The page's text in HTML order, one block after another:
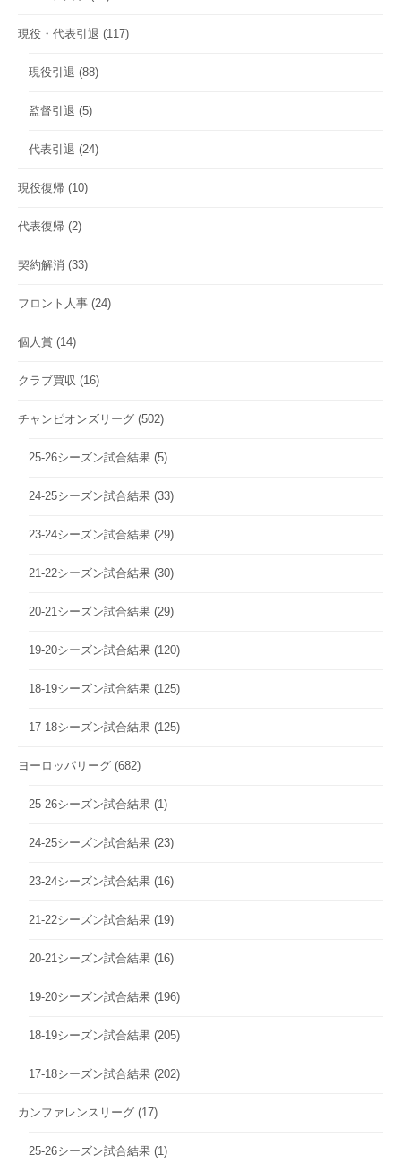
現役・代表引退 (117)
現役引退 (88)
監督引退 (5)
代表引退 (24)
現役復帰 (10)
代表復帰 (2)
契約解消 (33)
フロント人事 (24)
個人賞 (14)
クラブ買収 (16)
チャンピオンズリーグ (502)
25-26シーズン試合結果 (5)
24-25シーズン試合結果 (33)
23-24シーズン試合結果 (29)
21-22シーズン試合結果 (30)
20-21シーズン試合結果 (29)
19-20シーズン試合結果 (120)
18-19シーズン試合結果 (125)
17-18シーズン試合結果 (125)
ヨーロッパリーグ (682)
25-26シーズン試合結果 (1)
24-25シーズン試合結果 (23)
23-24シーズン試合結果 (16)
21-22シーズン試合結果 (19)
20-21シーズン試合結果 (16)
19-20シーズン試合結果 (196)
18-19シーズン試合結果 (205)
17-18シーズン試合結果 (202)
カンファレンスリーグ (17)
25-26シーズン試合結果 (1)